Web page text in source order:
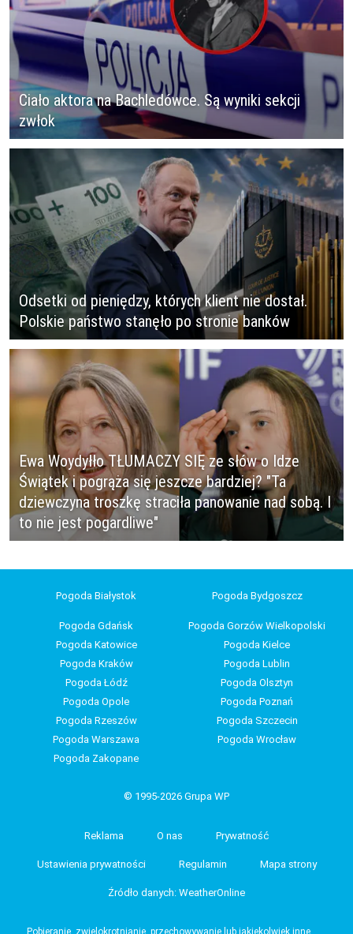
Ciało aktora na Bachledówce. Są wyniki sekcji
zwłok
Odsetki od pieniędzy, których klient nie dostał.
Polskie państwo stanęło po stronie banków
Ewa Woydyłło TŁUMACZY SIĘ ze słów o Idze
Świątek i pogrąża się jeszcze bardziej? "Ta
dziewczyna troszkę straciła panowanie nad sobą. I
to nie jest pogardliwe"
Pogoda Białystok Pogoda Bydgoszcz
Pogoda Gdańsk
Pogoda Gorzów Wielkopolski
Pogoda Katowice
Pogoda Kielce
Pogoda Kraków
Pogoda Lublin
Pogoda Łódź
Pogoda Olsztyn
Pogoda Opole
Pogoda Poznań
Pogoda Rzeszów
Pogoda Szczecin
Pogoda Warszawa
Pogoda Wrocław
Pogoda Zakopane
© 1995-2026 Grupa WP
Reklama O nas Prywatność
Ustawienia prywatności Regulamin Mapa strony
Źródło danych: WeatherOnline
Pobieranie, zwielokrotnianie, przechowywanie lub jakiekolwiek inne